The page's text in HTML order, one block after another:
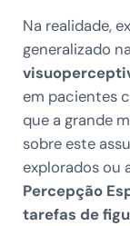
Na realidade,
generalizado
em pacientes
que a grande
sobre este
explorados ou
Percepção
tarefas de